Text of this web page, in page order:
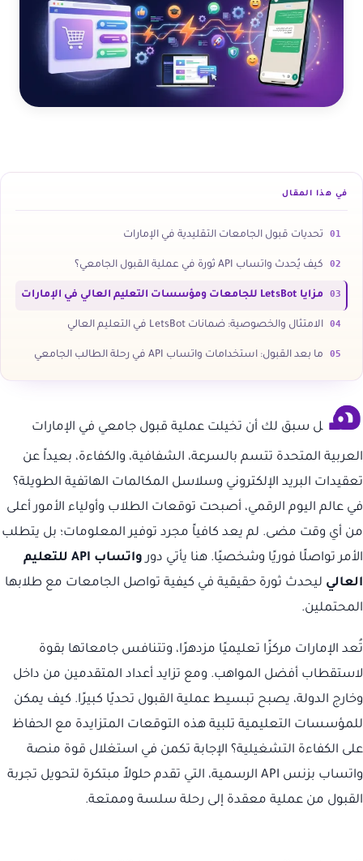
في هذا المقال
01 تحديات قبول الجامعات التقليدية في الإمارات
02 كيف يُحدث واتساب API ثورة في عملية القبول الجامعي؟
03 مزايا LetsBot للجامعات ومؤسسات التعليم العالي في الإمارات
04 الامتثال والخصوصية: ضمانات LetsBot في التعليم العالي
05 ما بعد القبول: استخدامات واتساب API في رحلة الطالب الجامعي
ه ل سبق لك أن تخيلت عملية قبول جامعي في الإمارات
العربية المتحدة تتسم بالسرعة، الشفافية، والكفاءة، بعيداً عن
تعقيدات البريد الإلكتروني وسلاسل المكالمات الهاتفية الطويلة؟
في عالم اليوم الرقمي، أصبحت توقعات الطلاب وأولياء الأمور أعلى
من أي وقت مضى. لم يعد كافياً مجرد توفير المعلومات؛ بل يتطلب
الأمر تواصلًا فوريًا وشخصيًا. هنا يأتي دور
واتساب API للتعليم
العالي ليحدث ثورة حقيقية في كيفية تواصل الجامعات مع طلابها
المحتملين.
تُعد الإمارات مركزًا تعليميًا مزدهرًا، وتتنافس جامعاتها بقوة
لاستقطاب أفضل المواهب. ومع تزايد أعداد المتقدمين من داخل
وخارج الدولة، يصبح تبسيط عملية القبول تحديًا كبيرًا. كيف يمكن
للمؤسسات التعليمية تلبية هذه التوقعات المتزايدة مع الحفاظ
على الكفاءة التشغيلية؟ الإجابة تكمن في استغلال قوة منصة
واتساب بزنس API الرسمية، التي تقدم حلولاً مبتكرة لتحويل تجربة
القبول من عملية معقدة إلى رحلة سلسة وممتعة.